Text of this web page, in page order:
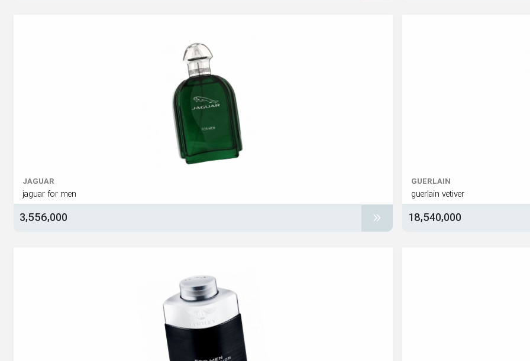
GUERLAIN
guerlain vetiver
18,540,000
JAGUAR
jaguar for men
3,556,000